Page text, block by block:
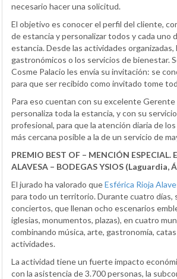
necesario hacer una solicitud.
El objetivo es conocer el perfil del cliente,
de estancia y personalizar todos y cada uno
estancia. Desde las actividades organizadas,
gastronómicos o los servicios de bienestar.
Cosme Palacio les envía su invitación: se
para que ser recibido como invitado tome
Para eso cuentan con su excelente
personaliza toda la estancia, y con su
profesional, para que la atención diaria de
más cercana posible a la de un servicio de
PREMIO BEST OF – MENCIÓN ESPECIAL.
ALAVESA – BODEGAS YSIOS (Laguardia,
El jurado ha valorado queEsférica Rioja
para todo un territorio. Durante cuatro días,
conciertos, que llenan ocho escenarios
iglesias, monumentos, plazas), en cuatro
combinando música, arte, gastronomía,
actividades.
La actividad tiene un fuerte impacto
con la asistencia de 3.700 personas, la